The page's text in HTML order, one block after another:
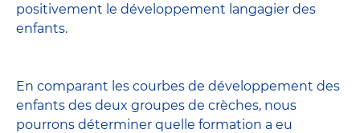
positivement le développement langagier des
enfants.
En comparant les courbes de développement des
enfants des deux groupes de crèches, nous
pourrons déterminer quelle formation a eu